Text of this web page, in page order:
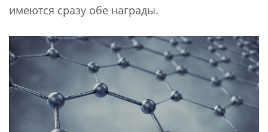
имеются сразу обе награды.